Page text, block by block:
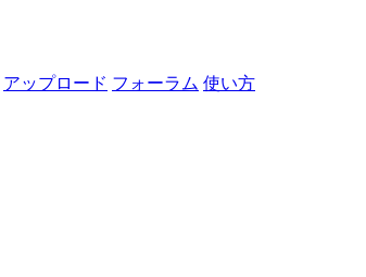
アップロード フォーラム 使い方